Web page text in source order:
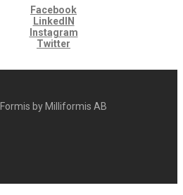
Facebook
LinkedIN
Instagram
Twitter
by Milliformis AB